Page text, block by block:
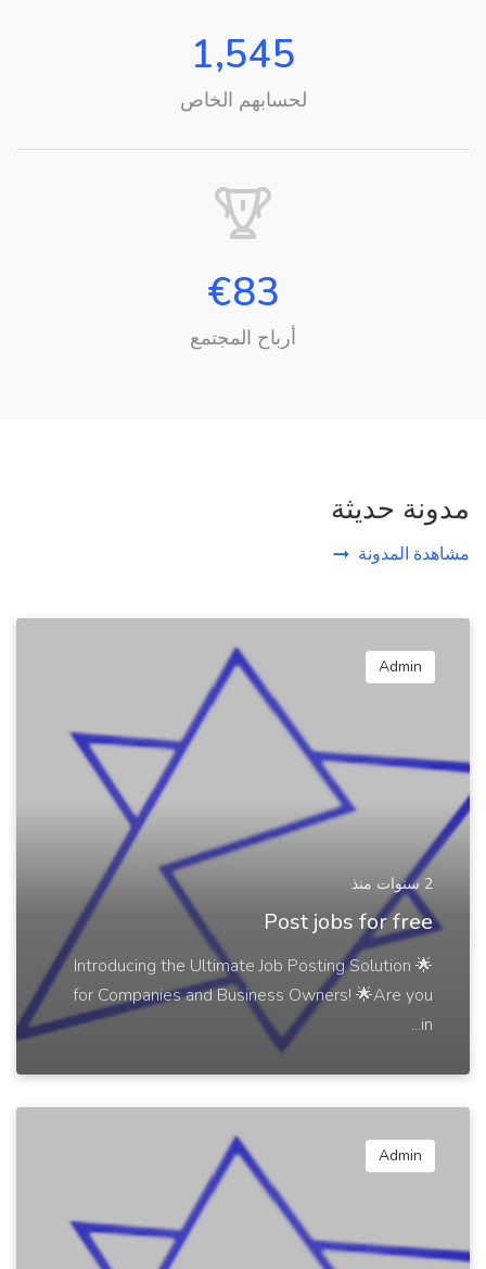
1,545
لحسابهم الخاص
€83
أرباح المجتمع
مدونة حديثة
مشاهدة المدونة
Admin
2 سنوات منذ
Post jobs for free
🌟 Introducing the Ultimate Job Posting Solution
for Companies and Business Owners! 🌟Are you
in...
Admin